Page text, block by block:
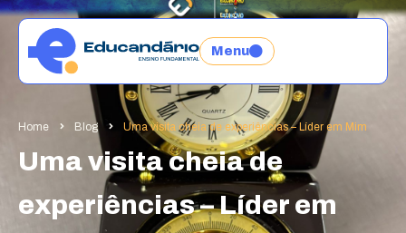
Menu
Home Blog Uma visita cheia de experiências – Líder em Mim
Uma visita cheia de
experiências – Líder em